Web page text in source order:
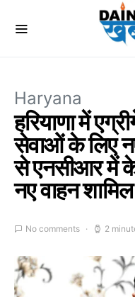
Haryana
हरियाणा में
सेवाओं के लिए
से एनसीआर में
नए वाहन
No comments 2